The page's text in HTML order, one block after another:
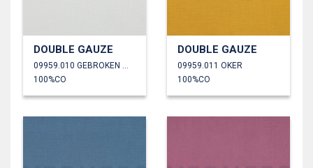
DOUBLE GAUZE
09959.010 GEBROKEN WIT
100%CO
DOUBLE GAUZE
09959.011 OKER
100%CO